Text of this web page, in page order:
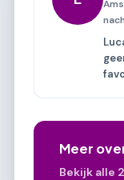
Meer
Bekijk alle